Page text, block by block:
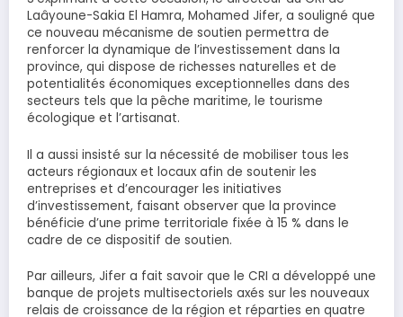
Laâyoune-Sakia El Hamra, Mohamed Jifer, a souligné que
ce nouveau mécanisme de soutien permettra de
renforcer la dynamique de l’investissement dans la
province, qui dispose de richesses naturelles et de
potentialités économiques exceptionnelles dans des
secteurs tels que la pêche maritime, le tourisme
écologique et l’artisanat.
Il a aussi insisté sur la nécessité de mobiliser tous les
acteurs régionaux et locaux afin de soutenir les
entreprises et d’encourager les initiatives
d’investissement, faisant observer que la province
bénéficie d’une prime territoriale fixée à 15 % dans le
cadre de ce dispositif de soutien.
Par ailleurs, Jifer a fait savoir que le CRI a développé une
banque de projets multisectoriels axés sur les nouveaux
relais de croissance de la région et réparties en quatre